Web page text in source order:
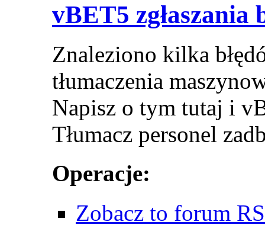
vBET5 zgłaszania
Znaleziono kilka
tłumaczenia
Napisz o tym tutaj i
Tłumacz personel
Operacje:
Zobacz to forum